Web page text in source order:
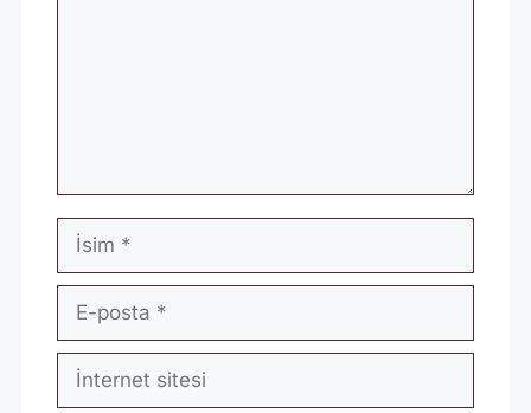
İsim
posta
İnternet
sitesi